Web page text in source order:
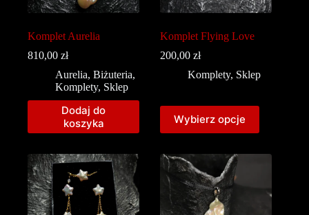
Komplet Aurelia
810,00 zł
Aurelia, Biżuteria,
Komplety, Sklep
Dodaj do
koszyka
Komplet Flying Love
200,00zł
Komplety, Sklep
Wybierz opcje